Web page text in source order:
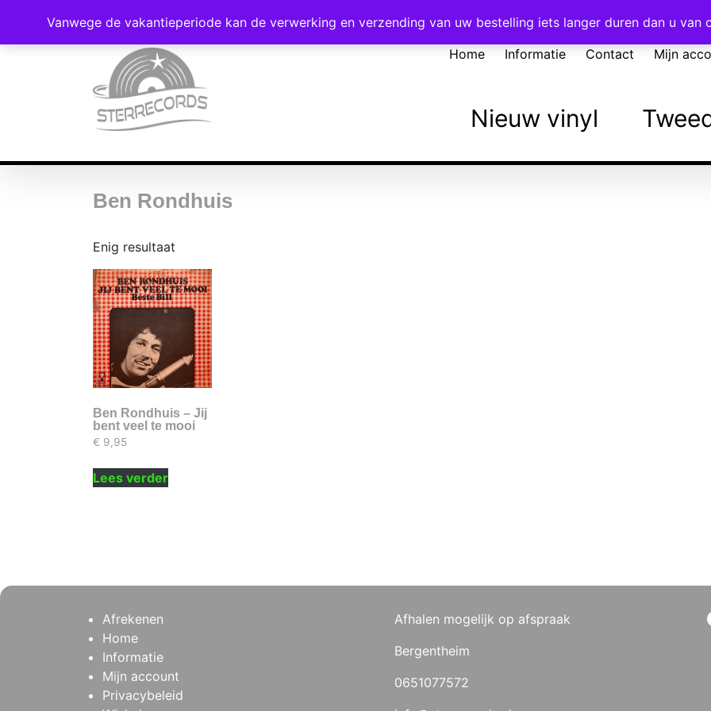
Voor 16:00 besteld = vandaag verzonden!
Home Informatie Contact Mijn
Nieuw vinyl
Ben Rondhuis
Enig resultaat
Ben Rondhuis – Jij
bent veel te mooi
€ 9,95
Lees verder
Afrekenen
Home
Informatie
Mijn account
Privacybeleid
Afhalen mogelijk op afspraak
Bergentheim
0651077572
Vanwege de vakantieperiode kan de verwerking en verzending van uw bestelling iets langer duren dan u